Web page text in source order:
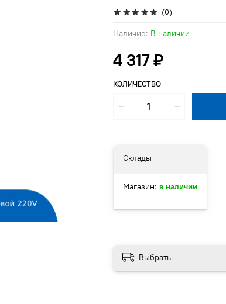
(0)
Наличие: В наличии
4 317 ₽
КОЛИЧЕСТВО
Склады
Магазин: в наличии
Выбрать